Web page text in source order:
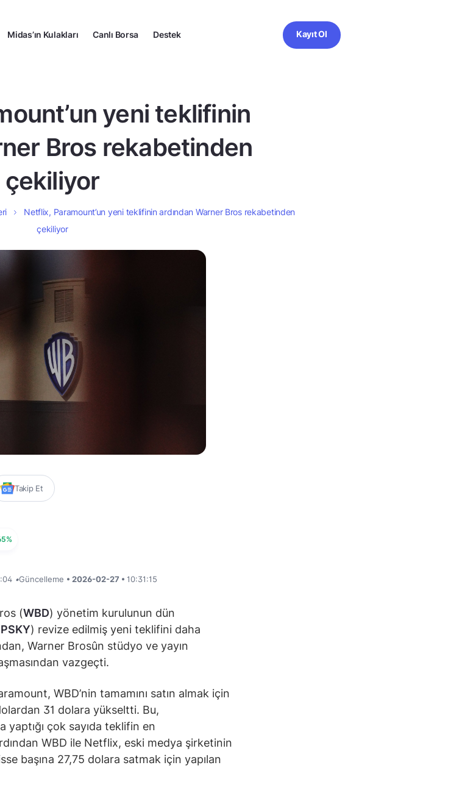
Midas’ın Kulakları Canlı Borsa Destek Kayıt Ol
yeni teklifinin
Bros rekabetinden
çekiliyor
Netflix, Paramount’un yeni teklifinin ardından Warner Bros rekabetinden
çekiliyor
Takip Et
•Güncelleme • 2026-02-27 • 10:31:15
(WBD) yönetim kurulunun dün
PSKY) revize edilmiş yeni teklifini daha
Warner Brosûn stüdyo ve yayın
vazgeçti.
WBD’nin tamamını satın almak için
31 dolara yükseltti. Bu,
yaptığı çok sayıda teklifin en
WBD ile Netflix, eski medya şirketinin
başına 27,75 dolara satmak için yapılan